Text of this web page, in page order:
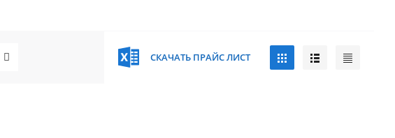
СКАЧАТЬ ПРАЙС ЛИСТ